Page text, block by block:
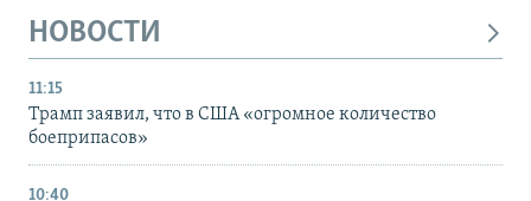
НОВОСТИ
11:15
Трамп заявил, что в США «огромное количество
боеприпасов»
10:40